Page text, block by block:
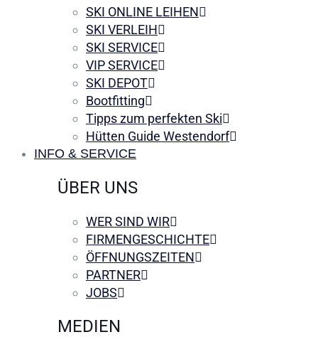
SKI ONLINE LEIHEN
SKI VERLEIH
SKI SERVICE
VIP SERVICE
SKI DEPOT
Bootfitting
Tipps zum perfekten Ski
Hütten Guide Westendorf
INFO & SERVICE
ÜBER UNS
WER SIND WIR
FIRMENGESCHICHTE
ÖFFNUNGSZEITEN
PARTNER
JOBS
MEDIEN